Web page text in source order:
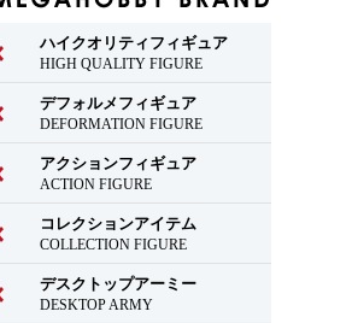
ハイクオリティフィギュア
HIGH QUALITY FIGURE
デフォルメフィギュア
DEFORMATION FIGURE
アクションフィギュア
ACTION FIGURE
コレクションアイテム
COLLECTION FIGURE
デスクトップアーミー
DESKTOP ARMY